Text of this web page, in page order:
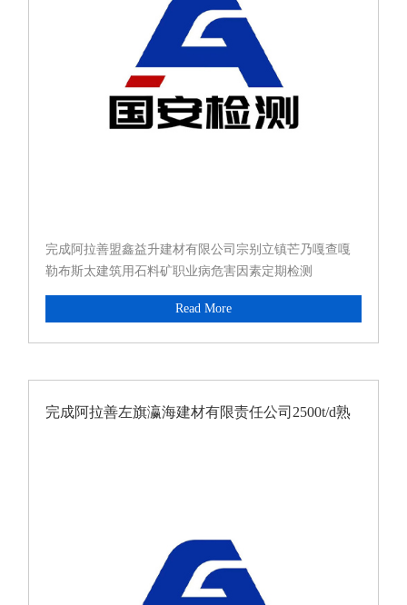
完成阿拉善盟鑫益升建材有限公司宗别立镇芒乃嘎查嘎
勒布斯太建筑用石料矿职业病危害因素定期检测
Read More
完成阿拉善左旗瀛海建材有限责任公司2500t/d熟